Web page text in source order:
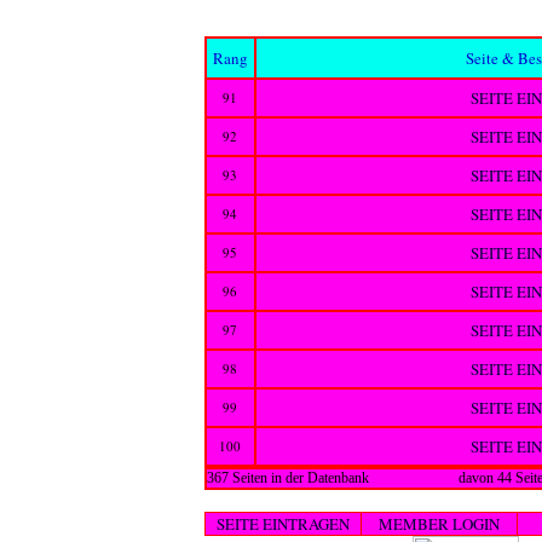
Rang Seite &
91 SEITE
92 SEITE
93 SEITE
94 SEITE
95 SEITE
96 SEITE
97 SEITE
98 SEITE
99 SEITE
100 SEITE
367 Seiten in der Datenbank davon 44
SEITE EINTRAGEN MEMBER LOGIN